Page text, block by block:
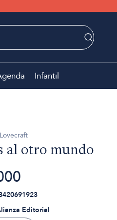
Infantil
al otro mundo
Editorial